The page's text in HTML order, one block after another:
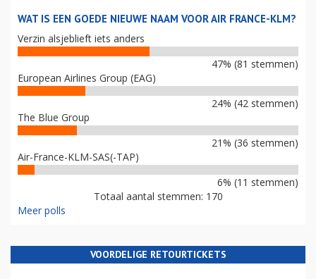
WAT IS EEN GOEDE NIEUWE NAAM VOOR AIR FRANCE-KLM?
Verzin alsjeblieft iets anders
47% (81 stemmen)
European Airlines Group (EAG)
24% (42 stemmen)
The Blue Group
21% (36 stemmen)
Air-France-KLM-SAS(-TAP)
6% (11 stemmen)
Totaal aantal stemmen: 170
Meer polls
VOORDELIGE RETOURTICKETS